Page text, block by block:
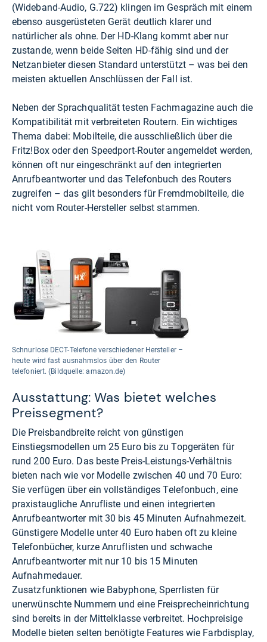
(Wideband-Audio, G.722) klingen im Gespräch mit einem
ebenso ausgerüsteten Gerät deutlich klarer und
natürlicher als ohne. Der HD-Klang kommt aber nur
zustande, wenn beide Seiten HD-fähig sind und der
Netzanbieter diesen Standard unterstützt – was bei den
meisten aktuellen Anschlüssen der Fall ist.
Neben der Sprachqualität testen Fachmagazine auch die
Kompatibilität mit verbreiteten Routern. Ein wichtiges
Thema dabei: Mobilteile, die ausschließlich über die
Fritz!Box oder den Speedport-Router angemeldet werden,
können oft nur eingeschränkt auf den integrierten
Anrufbeantworter und das Telefonbuch des Routers
zugreifen – das gilt besonders für Fremdmobilteile, die
nicht vom Router-Hersteller selbst stammen.
Schnurlose DECT-Telefone verschiedener Hersteller –
heute wird fast ausnahmslos über den Router
telefoniert. (Bildquelle: amazon.de)
Ausstattung: Was bietet welches
Preissegment?
Die Preisbandbreite reicht von günstigen
Einstiegsmodellen um 25 Euro bis zu Topgeräten für
rund 200 Euro. Das beste Preis-Leistungs-Verhältnis
bieten nach wie vor Modelle zwischen 40 und 70 Euro:
Sie verfügen über ein vollständiges Telefonbuch, eine
praxistaugliche Anrufliste und einen integrierten
Anrufbeantworter mit 30 bis 45 Minuten Aufnahmezeit.
Günstigere Modelle unter 40 Euro haben oft zu kleine
Telefonbücher, kurze Anruflisten und schwache
Anrufbeantworter mit nur 10 bis 15 Minuten
Aufnahmedauer.
Zusatzfunktionen wie Babyphone, Sperrlisten für
unerwünschte Nummern und eine Freisprecheinrichtung
sind bereits in der Mittelklasse verbreitet. Hochpreisige
Modelle bieten selten benötigte Features wie Farbdisplay,